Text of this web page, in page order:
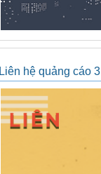
Liên hệ quảng cáo 3